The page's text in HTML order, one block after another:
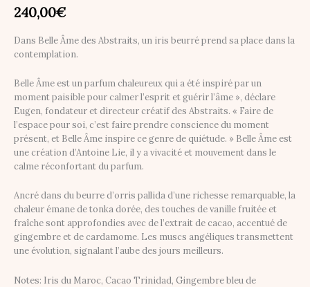
240,00€
Dans Belle Âme des Abstraits, un iris beurré prend sa place dans la
contemplation.
Belle Âme est un parfum chaleureux qui a été inspiré par un
moment paisible pour calmer l’esprit et guérir l’âme », déclare
Eugen, fondateur et directeur créatif des Abstraits. « Faire de
l’espace pour soi, c’est faire prendre conscience du moment
présent, et Belle Âme inspire ce genre de quiétude. » Belle Âme est
une création d’Antoine Lie, il y a vivacité et mouvement dans le
calme réconfortant du parfum.
Ancré dans du beurre d’orris pallida d’une richesse remarquable, la
chaleur émane de tonka dorée, des touches de vanille fruitée et
fraîche sont approfondies avec de l’extrait de cacao, accentué de
gingembre et de cardamome. Les muscs angéliques transmettent
une évolution, signalant l’aube des jours meilleurs.
Notes: Iris du Maroc, Cacao Trinidad, Gingembre bleu de